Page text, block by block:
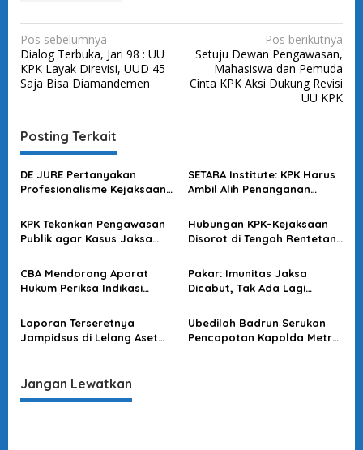
N
a
v
g
a
s
i
p
o
s
Pos sebelumnya
Dialog Terbuka, Jari 98 : UU
KPK Layak Direvisi, UUD 45
Saja Bisa Diamandemen
Pos berikutnya
Setuju Dewan Pengawasan,
Mahasiswa dan Pemuda
Cinta KPK Aksi Dukung Revisi
UU KPK
Posting Terkait
DE JURE Pertanyakan
Profesionalisme Kejaksaan
SETARA Institute: KPK Harus
Ambil Alih Penanganan
Febrie Adriansyah
KPK Tekankan Pengawasan
Publik agar Kasus Jaksa
Hubungan KPK–Kejaksaan
Disorot di Tengah Rentetan
CBA Mendorong Aparat
Hukum Periksa Indikasi
Alat Dapur di MBG
Pakar: Imunitas Jaksa
Dicabut, Tak Ada Lagi
Laporan Terseretnya
Jampidsus di Lelang Aset
Ubedilah Badrun Serukan
Pencopotan Kapolda Metro
Jangan Lewatkan